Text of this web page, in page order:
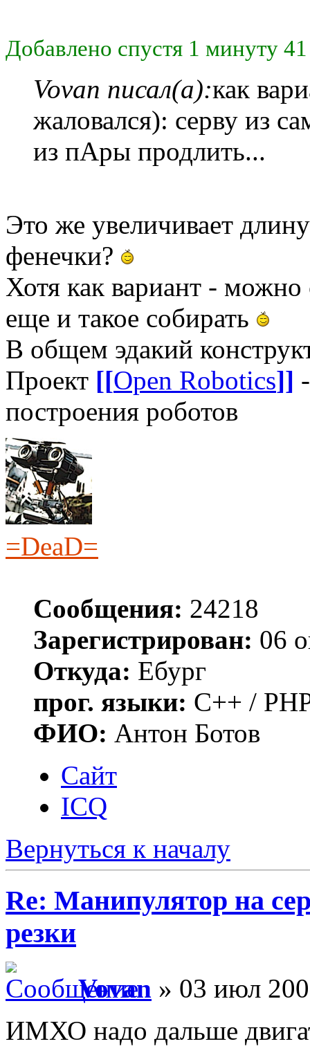
Добавлено спустя 1 минуту
Vovan писал(а):как
жаловался): серву из
из пАры продлить...
Это же увеличивает
фенечки?
Хотя как вариант - можно
еще и такое собирать
В общем эдакий
Проект [[Open Robotics]]
построения роботов
=DeaD=
Сообщения: 24218
Зарегистрирован: 06
Откуда: Ебург
прог. языки: C++ /
ФИО: Антон Ботов
Сайт
ICQ
Вернуться к началу
Re: Манипулятор на
резки
Vovan » 03 июл
ИМХО надо дальше